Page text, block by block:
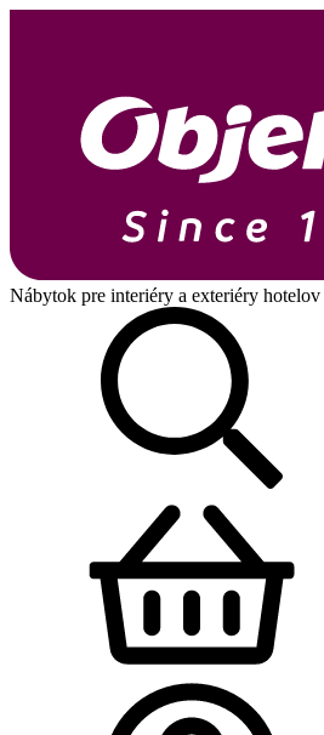
Nábytok pre interiéry a exteriéry hotelov